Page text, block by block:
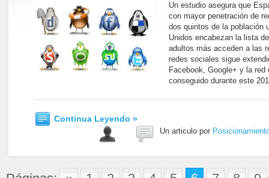
Un estudio asegura que
con mayor penetración de
dos quintos de la población
Unidos encabezan la lista
adultos más acceden a las
redes sociales sigue
Facebook, Google+ y la red
conseguido durante este
Continua Leyendo »
Un articulo por